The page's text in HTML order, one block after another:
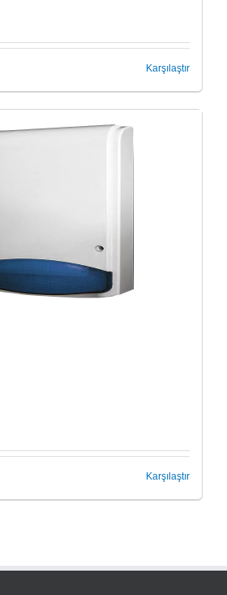
Karşılaştır
Karşılaştır